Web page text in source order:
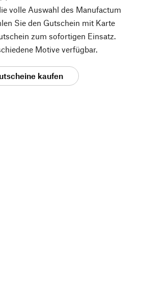
volle Auswahl des Manufactum
Sie den Gutschein mit Karte
zum sofortigen Einsatz.
Motive verfügbar.
kaufen